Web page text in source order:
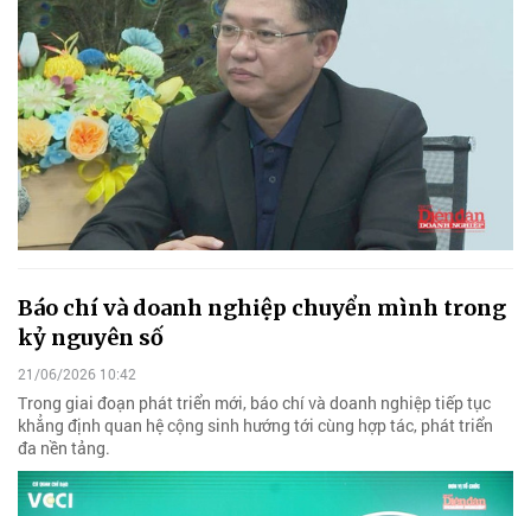
Báo chí và doanh nghiệp chuyển mình trong
kỷ nguyên số
21/06/2026 10:42
Trong giai đoạn phát triển mới,‭ báo chí và doanh nghiệp tiếp tục
khẳng định quan hệ cộng ‬sinh hướng tới cùng hợp tác, phát triển
đa nền tảng.